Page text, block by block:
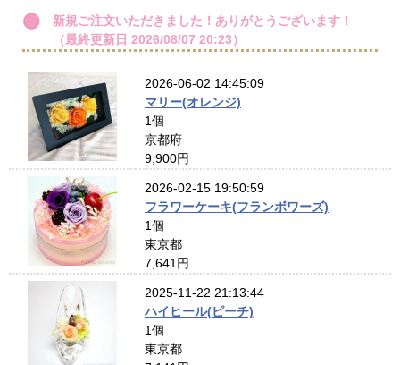
新規ご注文いただきました！ありがとうございます！
（最終更新日 2026/08/07 20:23）